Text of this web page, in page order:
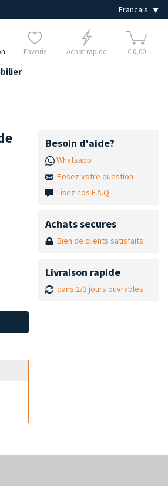
Favoris Achat rapide € 0,00
Besoin d'aide?
Whatsapp
Posez votre question
Lisez nos F.A.Q.
Achats secures
Bien de clients satisfaits
Livraison rapide
dans 2/3 jours ouvrables